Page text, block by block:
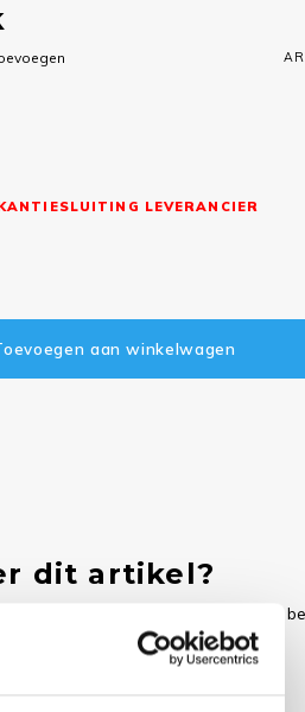
LEVERANCIER
aan winkelwagen
dit artikel?
uw e-mail zo snel mogelijk te